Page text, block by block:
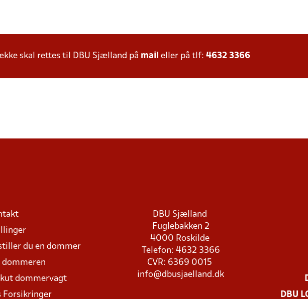
skal rettes til DBU Sjælland på mail eller på tlf: 4632 3366
du en dommer
dommeren
dommervagt
Forsikringer
DBU Sjælland
Fuglebakken 2
4000 Roskilde
Telefon: 4632 3366
CVR: 6369 0015
info@dbusjaelland.dk
DBU